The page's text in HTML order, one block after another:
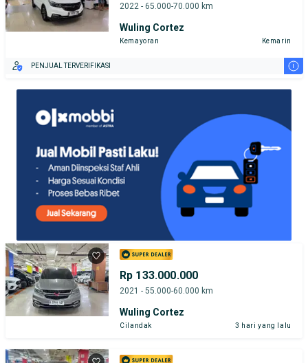
2022 - 65.000-70.000 km
Wuling Cortez
Kemayoran Kemarin
PENJUAL TERVERIFIKASI i
Rp 133.000.000
2021 - 55.000-60.000 km
Wuling Cortez
Cilandak 3 hari yang lalu